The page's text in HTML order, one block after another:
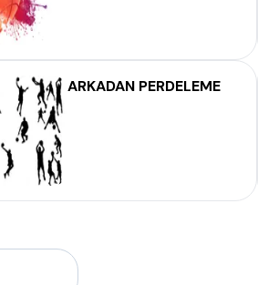
ARKADAN PERDELEME